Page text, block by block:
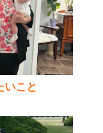
いこと